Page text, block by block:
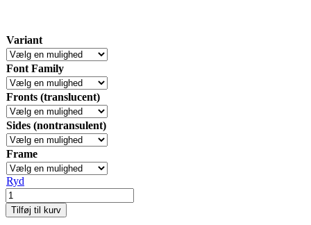
Variant
Font Family
Fronts (translucent)
Sides (nontransulent)
Frame
Ryd
BASIC
Infostand
A4
Tilføj til kurv